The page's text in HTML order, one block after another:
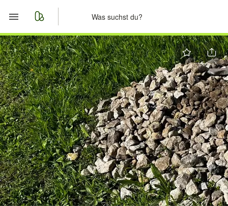
Start
Merkliste
Nachrichten
Anzeige aufgeben